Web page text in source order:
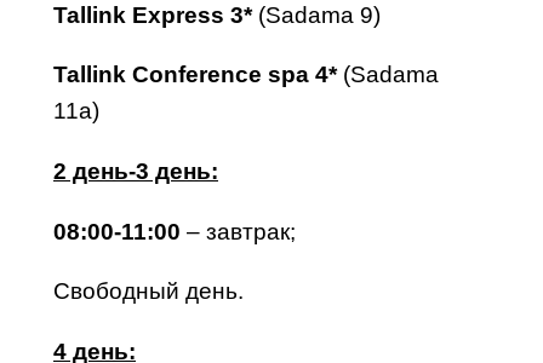
Tallink Express 3*(Sadama 9)
Tallink Conference spa 4*(Sadama
11a)
2 день-3 день:
08:00-11:00 – завтрак;
Свободный день.
4 день: